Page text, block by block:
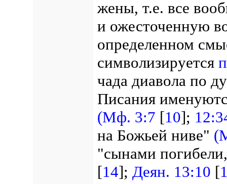
жены, т.е. все
и ожесточенную
определенном
символизируется
чада диавола по
Писания
(Мф. 3:7 [10];
на Божьей ниве"
"сынами
[14]; Деян. 13:10 [